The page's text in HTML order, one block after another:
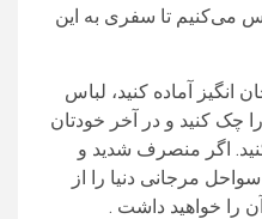
می‌کنیم تا سفری به این
انگیز آماده کنید، لباس
چک کنید و در آخر خودتان
اگر منصرف شدید و
مرجانی دنیا را از
را خواهید داشت .